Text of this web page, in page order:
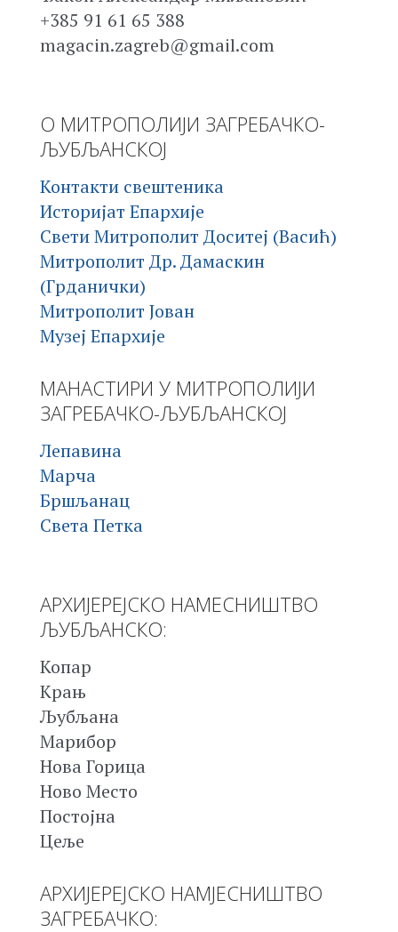
+385 91 61 65 388
magacin.zagreb@gmail.com
О МИТРОПОЛИЈИ ЗАГРЕБАЧКО-
ЉУБЉАНСКОЈ
Контакти свештеника
Историјат Епархије
Свети Митрополит Доситеј (Васић)
Митрополит Др. Дамаскин
(Грданички)
Митрополит Јован
Музеј Епархије
МАНАСТИРИ У МИТРОПОЛИЈИ
ЗАГРЕБАЧКО-ЉУБЉАНСКОЈ
Лепавина
Марча
Бршљанац
Света Петка
АРХИЈЕРЕЈСКО НАМЕСНИШТВО
ЉУБЉАНСКО:
Копар
Крањ
Љубљана
Марибор
Нова Горица
Ново Место
Постојна
Цеље
АРХИЈЕРЕЈСКО НАМЈЕСНИШТВО
ЗАГРЕБАЧКО: